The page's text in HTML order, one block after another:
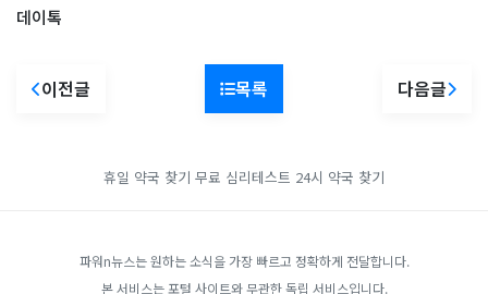
데이톡
이전글 목록 다음글
휴일 약국 찾기 무료 심리테스트 24시 약국 찾기
파워n뉴스는 원하는 소식을 가장 빠르고 정확하게 전달합니다.
본 서비스는 포털 사이트와 무관한 독립 서비스입니다.